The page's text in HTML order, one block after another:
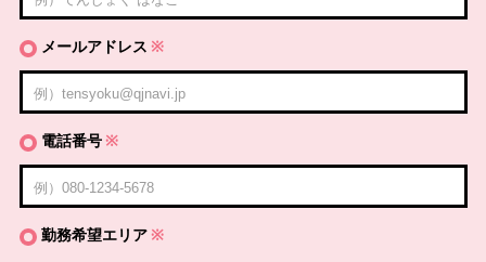
メールアドレス ※
電話番号 ※
勤務希望エリア ※